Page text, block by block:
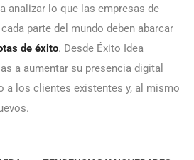
analizar lo que las empresas de
parte del mundo deben abarcar
de éxito. Desde Éxito Idea
a aumentar su presencia digital
a los clientes existentes y, al mismo